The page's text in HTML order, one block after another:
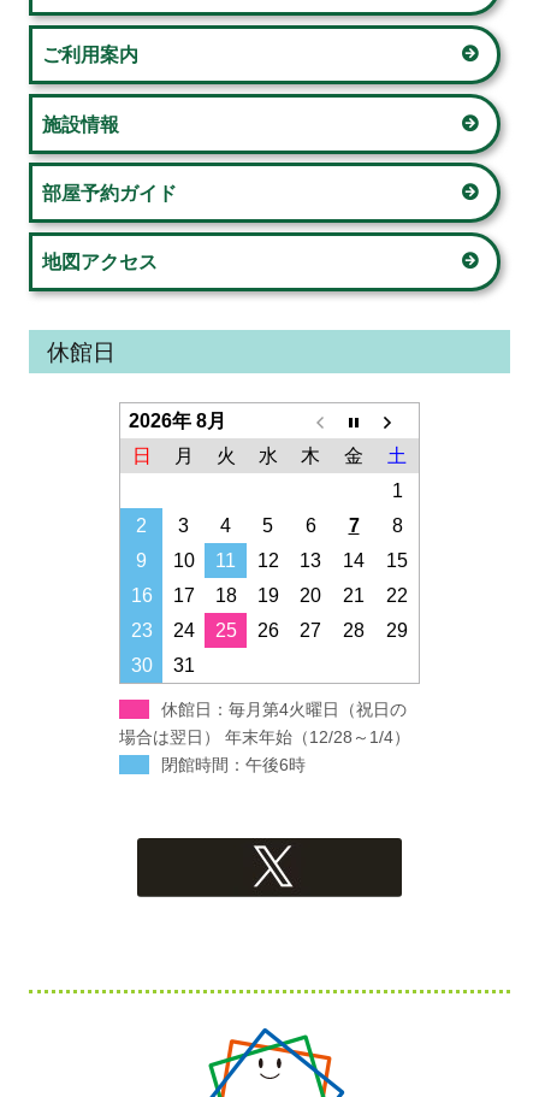
ド
バ
ー
ご利用案内
施設情報
部屋予約ガイド
地図アクセス
休館日
2026年 8月
日
月 火 水 木 金
土
1
2
3 4 5 6 7
8
9
10 11 12 13 14
15
16
17 18 19 20 21
22
23
24 25 26 27 28
29
30
31
休館日：毎月第4火曜日（祝日の
場合は翌日） 年末年始（12/28～1/4）
閉館時間：午後6時